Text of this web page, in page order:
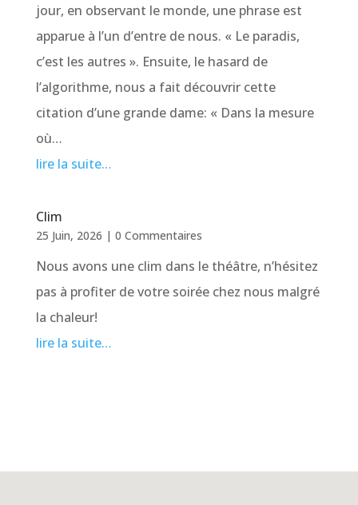
jour, en observant le monde, une phrase est
apparue à l’un d’entre de nous. « Le paradis,
c’est les autres ». Ensuite, le hasard de
l’algorithme, nous a fait découvrir cette
citation d’une grande dame: « Dans la mesure
où…
lire la suite…
Clim
25 Juin, 2026 | 0 Commentaires
Nous avons une clim dans le théâtre, n’hésitez
pas à profiter de votre soirée chez nous malgré
la chaleur!
lire la suite…